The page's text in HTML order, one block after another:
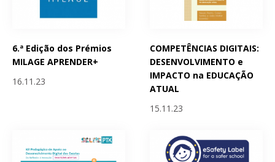
6.ª Edição dos Prémios
MILAGE APRENDER+
16.11.23
COMPETÊNCIAS DIGITAIS:
DESENVOLVIMENTO e
IMPACTO na EDUCAÇÃO
ATUAL
15.11.23